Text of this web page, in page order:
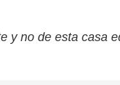
no de esta casa